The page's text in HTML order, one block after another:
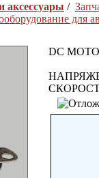
аксессуары /
для
DC